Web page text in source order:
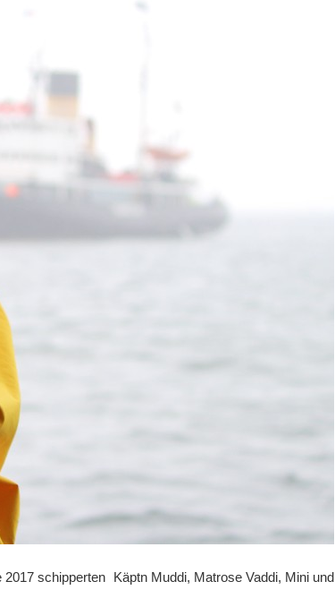
schipperten Käptn Muddi, Matrose Vaddi, Mini und